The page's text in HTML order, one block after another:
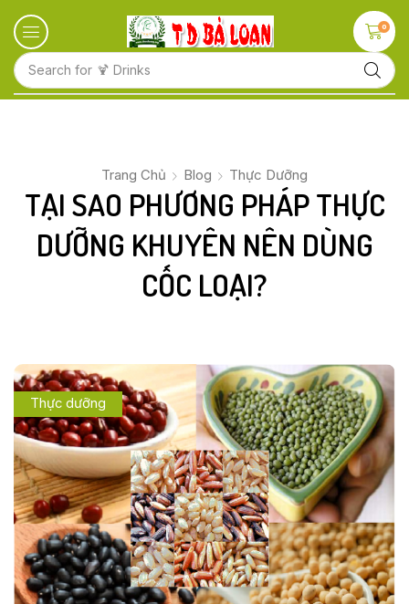
Search for 🍋 Fruits
0
Trang Chủ Blog Thực Dưỡng
TẠI SAO PHƯƠNG PHÁP THỰC
DƯỠNG KHUYÊN NÊN DÙNG
CỐC LOẠI?
Thực dưỡng